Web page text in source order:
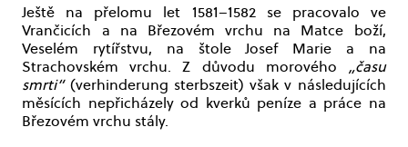
Ještě na přelomu let 1581–1582 se pracovalo ve
Vrančicích a na Březovém vrchu na Matce boží,
Veselém rytířstvu, na štole Josef Marie a na
Strachovském vrchu. Z důvodu morového „času
smrti“(verhinderung sterbszeit) však v následujících
měsících nepřicházely od kverků peníze a práce na
Březovém vrchu stály.